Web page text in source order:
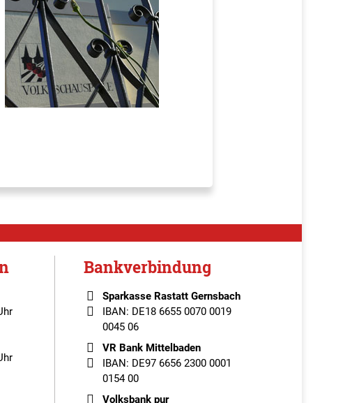
Bankverbindung
Sparkasse Rastatt Gernsbach
IBAN: DE18 6655 0070 0019
0045 06
VR Bank Mittelbaden
IBAN: DE97 6656 2300 0001
0154 00
Volksbank pur